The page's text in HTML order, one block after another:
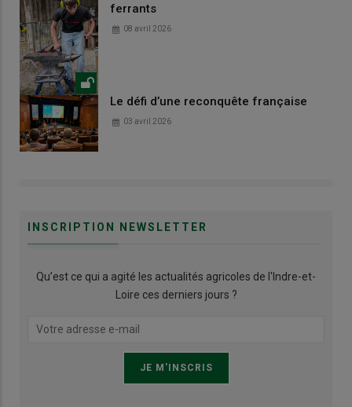
ferrants
08 avril 2026
Le défi d’une reconquête française
03 avril 2026
INSCRIPTION NEWSLETTER
Qu’est ce qui a agité les actualités agricoles de l'Indre-et-
Loire ces derniers jours ?